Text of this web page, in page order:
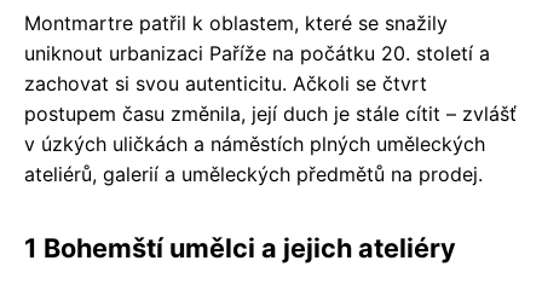
Montmartre patřil k oblastem, které se snažily
uniknout urbanizaci Paříže na počátku 20. století a
zachovat si svou autenticitu. Ačkoli se čtvrt
postupem času změnila, její duch je stále cítit – zvlášť
v úzkých uličkách a náměstích plných uměleckých
ateliérů, galerií a uměleckých předmětů na prodej.
1 Bohemští umělci a jejich ateliéry